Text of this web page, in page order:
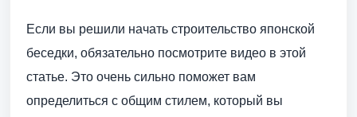
Если вы решили начать строительство японской
беседки, обязательно посмотрите видео в этой
статье. Это очень сильно поможет вам
определиться с общим стилем, который вы